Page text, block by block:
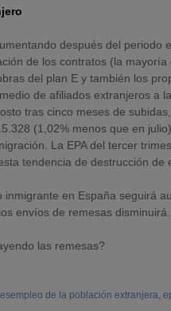
después del periodo
de los contratos (la
del plan E y también los
de afiliados extranjeros a
tras cinco meses de
(1,02% menos que en
La EPA del tercer
tendencia de destrucción de
inmigrante en España seguirá
envíos de remesas disminuirá.
las remesas?
de la población extranjera,